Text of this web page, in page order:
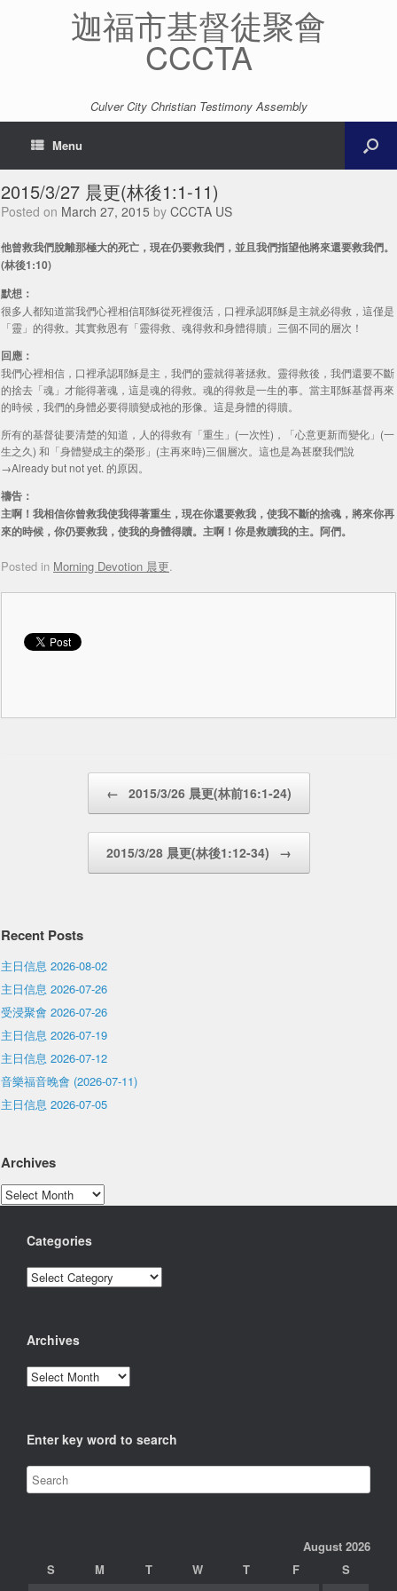
迦福市基督徒聚會
CCCTA
Culver City Christian Testimony Assembly
Menu
2015/3/27 晨更(林後1:1-11)
Posted on March 27, 2015 by CCCTA US
他曾救我們脫離那極大的死亡，現在仍要救我們，並且我們指望他將來還要救我們。
(林後1:10)
默想：
很多人都知道當我們心裡相信耶穌從死裡復活，口裡承認耶穌是主就必得救，這僅是
「靈」的得救。其實救恩有「靈得救、魂得救和身體得贖」三個不同的層次！
回應：
我們心裡相信，口裡承認耶穌是主，我們的靈就得著拯救。靈得救後，我們還要不斷
的捨去「魂」才能得著魂，這是魂的得救。魂的得救是一生的事。當主耶穌基督再來
的時候，我們的身體必要得贖變成祂的形像。這是身體的得贖。
所有的基督徒要清楚的知道，人的得救有「重生」(一次性)，「心意更新而變化」(一
生之久) 和「身體變成主的榮形」(主再來時)三個層次。這也是為甚麼我們說
→Already but not yet. 的原因。
禱告：
主啊！我相信你曾救我使我得著重生，現在你還要救我，使我不斷的捨魂，將來你再
來的時候，你仍要救我，使我的身體得贖。主啊！你是救贖我的主。阿們。
Posted in Morning Devotion 晨更.
← 2015/3/26 晨更(林前16:1-24)
2015/3/28 晨更(林後1:12-34) →
Recent Posts
主日信息 2026-08-02
主日信息 2026-07-26
受浸聚會 2026-07-26
主日信息 2026-07-19
主日信息 2026-07-12
音樂福音晚會 (2026-07-11)
主日信息 2026-07-05
Archives
Archives
Categories
Categories
Archives
Archives
Enter key word to search
August 2026
S
M T W T F
S